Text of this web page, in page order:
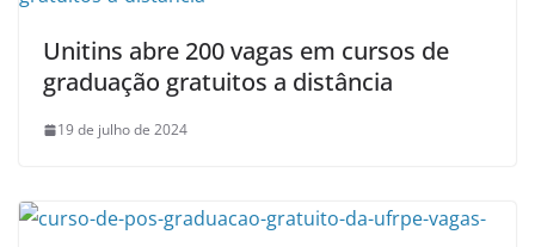
Unitins abre 200 vagas em cursos de
graduação gratuitos a distância
19 de julho de 2024